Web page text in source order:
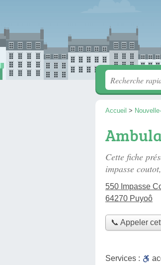
Accueil >
Cette fiche
impasse coutot
550 Impasse
64270 Puyoô
📞 Appeler
Services :